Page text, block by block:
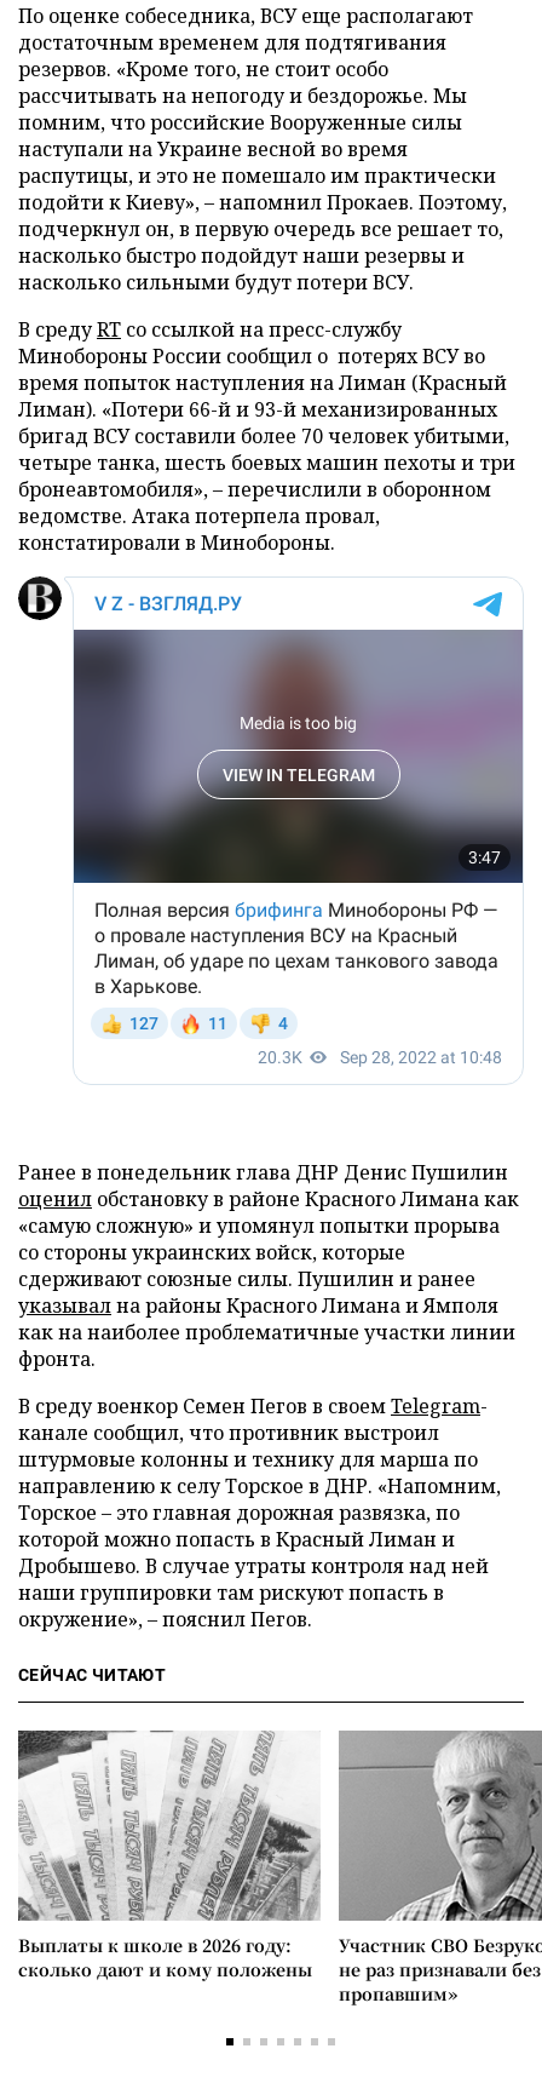
По оценке собеседника, ВСУ еще располагают
достаточным временем для подтягивания
резервов. «Кроме того, не стоит особо
рассчитывать на непогоду и бездорожье. Мы
помним, что российские Вооруженные силы
наступали на Украине весной во время
распутицы, и это не помешало им практически
подойти к Киеву», – напомнил Прокаев. Поэтому,
подчеркнул он, в первую очередь все решает то,
насколько быстро подойдут наши резервы и
насколько сильными будут потери ВСУ.
В средуRT со ссылкой на пресс-службу
Минобороны России сообщил о потерях ВСУ во
время попыток наступления на Лиман (Красный
Лиман). «Потери 66-й и 93-й механизированных
бригад ВСУ составили более 70 человек убитыми,
четыре танка, шесть боевых машин пехоты и три
бронеавтомобиля», – перечислили в оборонном
ведомстве. Атака потерпела провал,
констатировали в Минобороны.
Ранее в понедельник глава ДНР Денис Пушилин
оценил обстановку в районе Красного Лимана как
«самую сложную» и упомянул попытки прорыва
со стороны украинских войск, которые
сдерживают союзные силы. Пушилин и ранее
указывална районы Красного Лимана и Ямполя
как на наиболее проблематичные участки линии
фронта.
В среду военкор Семен Пегов в своемTelegram-
канале сообщил, что противник выстроил
штурмовые колонны и технику для марша по
направлению к селу Торское в ДНР. «Напомним,
Торское – это главная дорожная развязка, по
которой можно попасть в Красный Лиман и
Дробышево. В случае утраты контроля над ней
наши группировки там рискуют попасть в
окружение», – пояснил Пегов.
СЕЙЧАС ЧИТАЮТ
Выплаты к школе в 2026 году:
сколько дают и кому положены
Участник СВО
не раз признавали
пропавшим»